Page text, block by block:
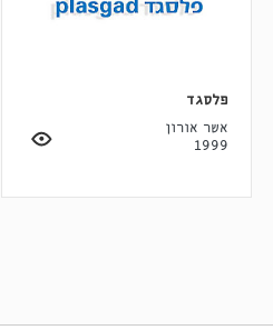
פלסגד
אשר אורון
1999